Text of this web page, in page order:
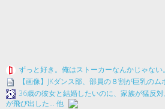
ずっと好き。俺はストーカーなんかじゃない。
【画像】JKダンス部、部員の８割が巨乳の
36歳の彼女と結婚したいのに、家族が猛反
が飛び出した… 他